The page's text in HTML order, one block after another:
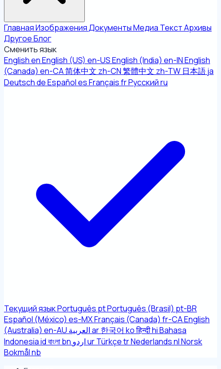
ГлавнаяИзображенияДокументыМедиа ТекстАрхивы
ДругоеБлог
Сменить язык
EnglishenEnglish (US) en-USEnglish (India) en-INEnglish
(Canada) en-CA简体中文 zh-CN繁體中文 zh-TW 日本語ja
DeutschdeEspañolesFrançaisfrРусскийru
Текущий языкPortuguês ptPortuguês (Brasil) pt-BR
Español (México) es-MXFrançais (Canada) fr-CAEnglish
(Australia) en-AU العربيةar한국어 koहिन्दीhiBahasa
Indonesiaidবাংলাbn اردوurTürkçetrNederlandsnlNorsk
Bokmålnb